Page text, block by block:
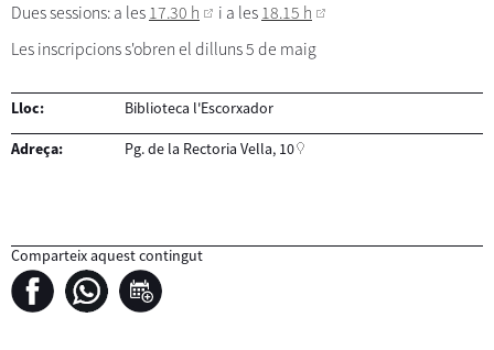
Dues sessions: a les 17.30 h i a les 18.15 h
Les inscripcions s'obren el dilluns 5 de maig
Lloc: Biblioteca l'Escorxador
Adreça: Pg. de la Rectoria Vella, 10
Comparteix aquest contingut